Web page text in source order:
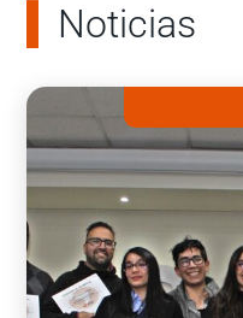
Noticias